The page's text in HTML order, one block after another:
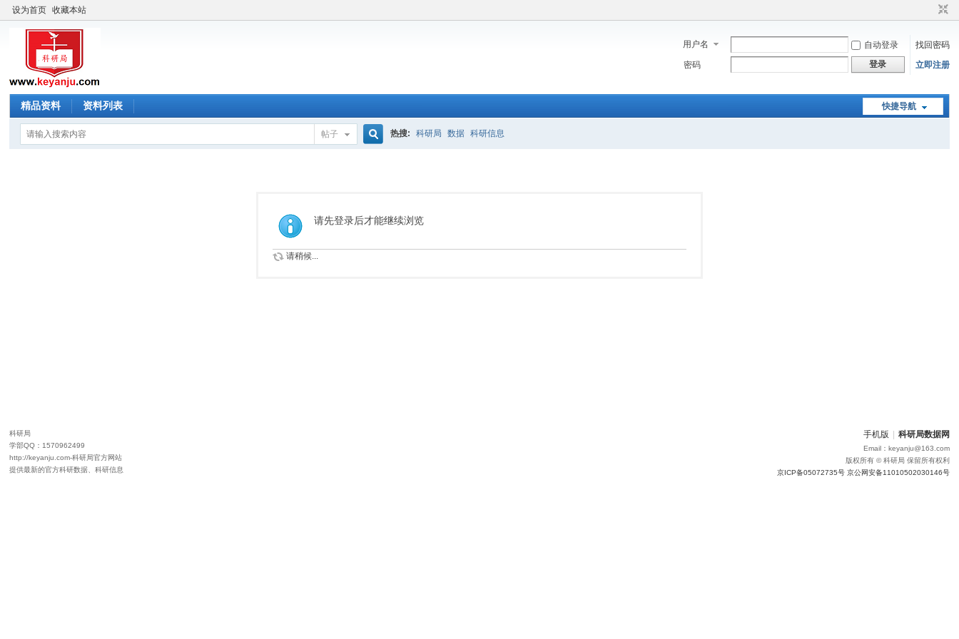
设为首页 收藏本站
用户名 自动登录
找回密码
密码
登录 立即注册
快捷导航
精品资料 资料列表
帖子
索
热搜: 科研局 数据 科研信息
请先登录后才能继续浏览
请稍候...
手机版 科研局数据网
Email：keyanju@163.com
版权所有 © 科研局 保留所有权利
京ICP备05072735号 京公网安备11010502030146号
科研局
学部QQ：1570962499
http://keyanju.com-科研局官方网站
提供最新的官方科研数据、科研信息